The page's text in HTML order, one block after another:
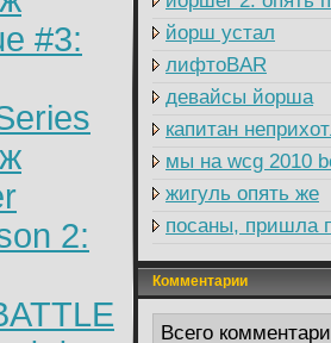
#3:
2:
йорш устал
лифтоBAR
девайсы йорша
капитан
мы на wcg 2010
жигуль опять же
посаны, пришла
Комментарии
Всего